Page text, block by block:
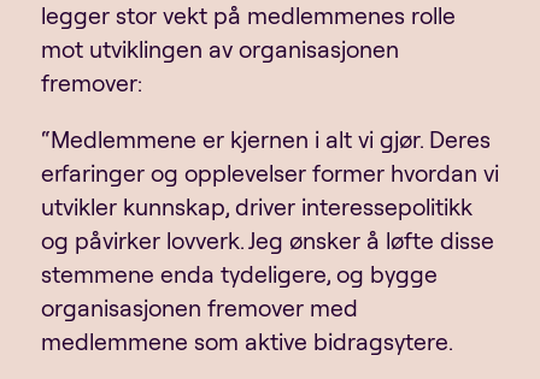
legger stor vekt på medlemmenes rolle
mot utviklingen av organisasjonen
fremover:
“Medlemmene er kjernen i alt vi gjør. Deres
erfaringer og opplevelser former hvordan vi
utvikler kunnskap, driver interessepolitikk
og påvirker lovverk. Jeg ønsker å løfte disse
stemmene enda tydeligere, og bygge
organisasjonen fremover med
medlemmene som aktive bidragsytere.